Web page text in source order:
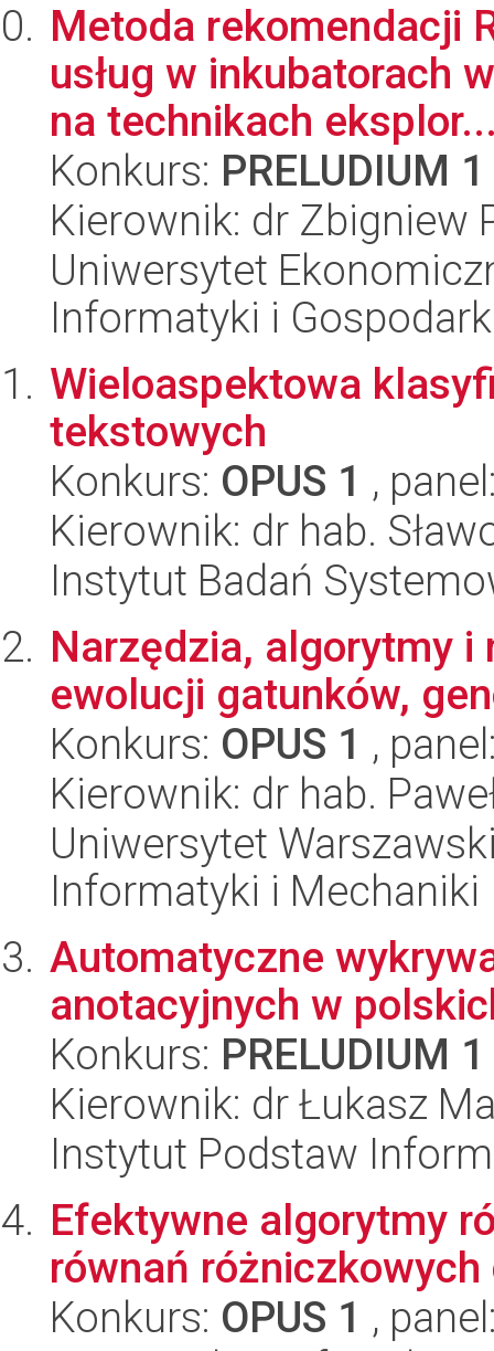
Metoda rekomendacji
usług w inkubatorach
na technikach
Konkurs: PRELUDIUM 1
Kierownik: dr Zbigniew
Uniwersytet
Informatyki i
Wieloaspektowa
tekstowych
Konkurs: OPUS 1 ,
Kierownik: dr hab.
Instytut Badań
Narzędzia, algorytmy
ewolucji gatunków,
Konkurs: OPUS 1 ,
Kierownik: dr hab.
Uniwersytet
Informatyki i Mechaniki
Automatyczne
anotacyjnych w
Konkurs: PRELUDIUM 1
Kierownik: dr Łukasz
Instytut Podstaw
Efektywne algorytmy
równań
Konkurs: OPUS 1 ,